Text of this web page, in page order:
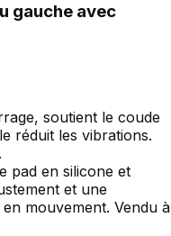
soutient le coude
réduit les vibrations.
pad en silicone et
et une
mouvement. Vendu à